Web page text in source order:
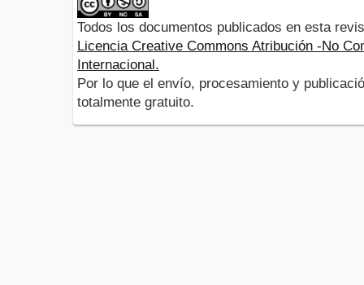
Todos los documentos publicados en esta
Licencia Creative Commons Atribución -No
Internacional.
Por lo que el envío, procesamiento y
totalmente gratuito.